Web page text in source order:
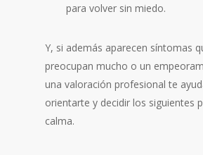
para volver sin miedo.
Y, si además aparecen síntomas
preocupan mucho o un
una valoración profesional te
orientarte y decidir los siguientes
calma.